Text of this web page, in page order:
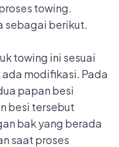
towing.
sebagai berikut.
towing ini sesuai
modifikasi. Pada
papan besi
besi tersebut
bak yang berada
saat proses